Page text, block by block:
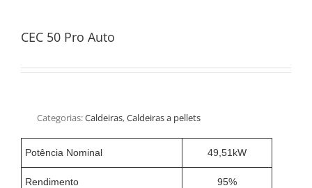
CEC 50 Pro Auto
Potência Nominal 49,51kW
Rendimento 95%
Categorias:Caldeiras,Caldeiras a pellets